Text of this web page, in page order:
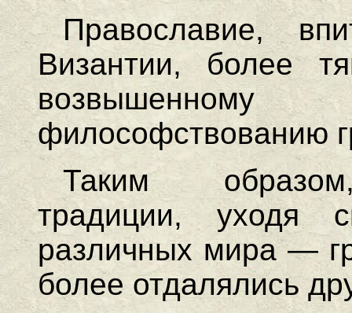
Православие,
Византии, более
возвышенному
философствованию
Таким
традиции, уходя
различных мира —
более отдалялись